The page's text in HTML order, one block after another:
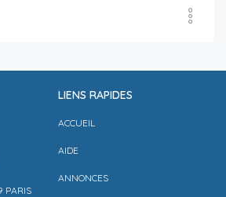
PARIS
LIENS RAPIDES
ACCUEIL
AIDE
ANNONCES